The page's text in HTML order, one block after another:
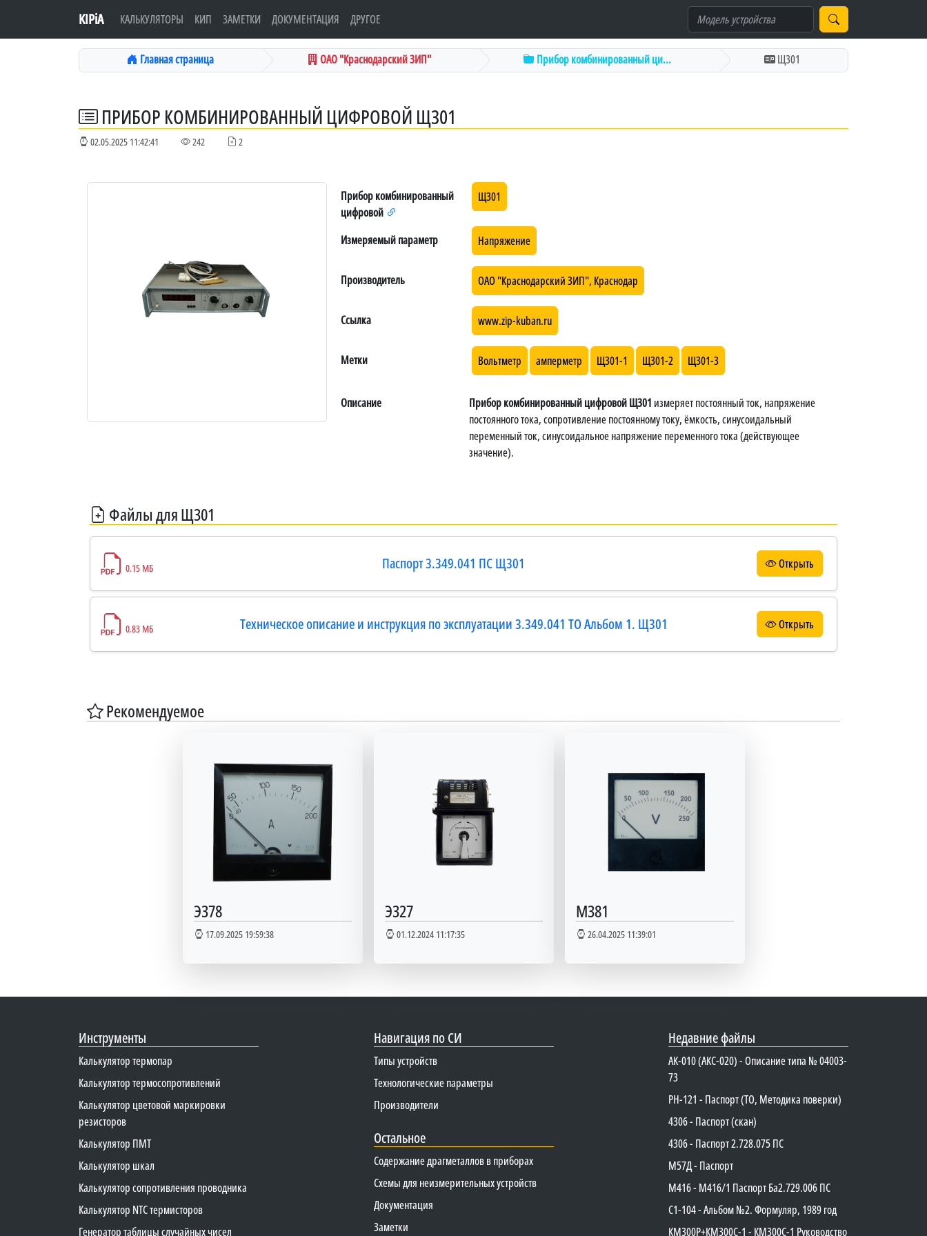
KIPiA КАЛЬКУЛЯТОРЫ КИП ЗАМЕТКИ ДОКУМЕНТАЦИЯ ДРУГОЕ
Главная страница ОАО "Краснодарский ЗИП" Прибор комбинированный ци... Щ301
ПРИБОР КОМБИНИРОВАННЫЙ ЦИФРОВОЙ Щ301
02.05.2025 11:42:41 242 2
Прибор комбинированный
цифровой
Щ301
Измеряемый параметр Напряжение
Производитель ОАО "Краснодарский ЗИП", Краснодар
Ссылка www.zip-kuban.ru
Метки Вольтметр амперметр Щ301-1 Щ301-2 Щ301-3
Описание Прибор комбинированный цифровой Щ301 измеряет постоянный ток, напряжение
постоянного тока, сопротивление постоянному току, ёмкость, синусоидальный
переменный ток, синусоидальное напряжение переменного тока (действующее
значение).
Файлы для Щ301
0.15 МБ Паспорт 3.349.041 ПС Щ301 Открыть
0.83 МБ Техническое описание и инструкция по эксплуатации 3.349.041 ТО Альбом 1. Щ301 Открыть
Рекомендуемое
Э378
17.09.2025 19:59:38
Э327
01.12.2024 11:17:35
М381
26.04.2025 11:39:01
Инструменты
Калькулятор термопар
Калькулятор термосопротивлений
Калькулятор цветовой маркировки
резисторов
Калькулятор ПМТ
Калькулятор шкал
Калькулятор сопротивления проводника
Калькулятор NTC термисторов
Генератор таблицы случайных чисел
Навигация по СИ
Типы устройств
Технологические параметры
Производители
Остальное
Содержание драгметаллов в приборах
Схемы для неизмерительных устройств
Документация
Заметки
Недавние файлы
АК-010 (АКС-020) - Описание типа № 04003-
73
PH-121 - Паспорт (ТО, Методика поверки)
4306 - Паспорт (скан)
4306 - Паспорт 2.728.075 ПС
М57Д - Паспорт
М416 - М416/1 Паспорт Ба2.729.006 ПС
C1-104 - Альбом №2. Формуляр, 1989 год
КМ300Р+КМ300С-1 - КМ300C-1 Руководство